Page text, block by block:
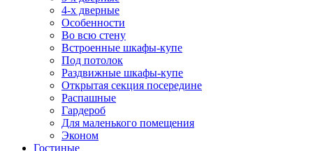
4-х дверные
Особенности
Во всю стену
Встроенные шкафы-купе
Под потолок
Раздвижные шкафы-купе
Открытая секция посередине
Распашные
Гардероб
Для маленького помещения
Эконом
Гостиные